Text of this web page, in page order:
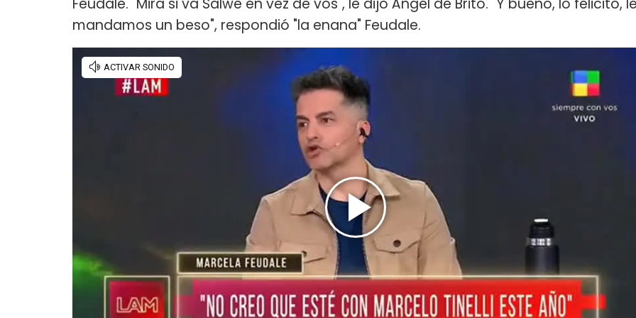
mandamos un beso", respondió "la enana" Feudale.